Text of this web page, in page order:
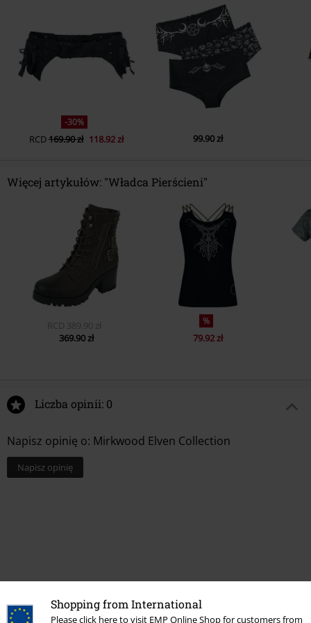
Shopping from International
Please click here to visit EMP Online Shop for customers from
-30%
RCD169.90 zł 118.92 zł 99.90 zł
Więcej artykułów: "Władca Pierścieni"
RCD 389.90 zł
369.90 zł
%
79.92 zł
Liczba opinii: 0
Napisz opinię o: Mirkwood Elven Collection
Napisz opinię